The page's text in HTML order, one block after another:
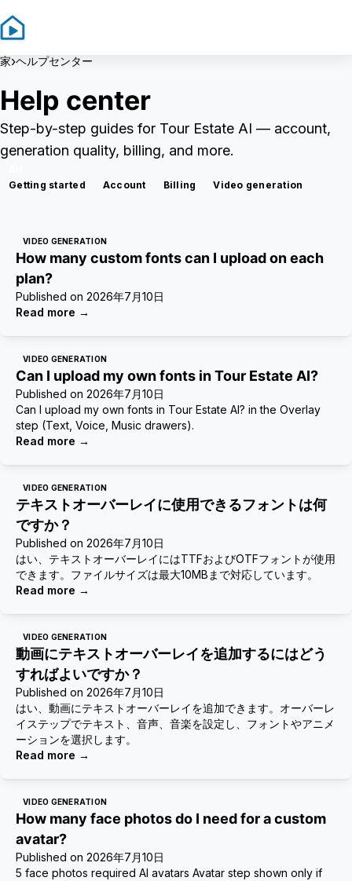
家›ヘルプセンター
Help center
Step-by-step guides for Tour Estate AI — account,
generation quality, billing, and more.
Getting started
Account Billing Video generation
VIDEO GENERATION
How many custom fonts can I upload on each
plan?
Published on 2026年7月10日
Read more →
VIDEO GENERATION
Can I upload my own fonts in Tour Estate AI?
Published on 2026年7月10日
Can I upload my own fonts in Tour Estate AI? in the Overlay
step (Text, Voice, Music drawers).
Read more →
VIDEO GENERATION
テキストオーバーレイに使用できるフォントは何
ですか？
Published on 2026年7月10日
はい、テキストオーバーレイにはTTFおよびOTFフォントが使用
できます。ファイルサイズは最大10MBまで対応しています。
Read more →
VIDEO GENERATION
動画にテキストオーバーレイを追加するにはどう
すればよいですか？
Published on 2026年7月10日
はい、動画にテキストオーバーレイを追加できます。オーバーレ
イステップでテキスト、音声、音楽を設定し、フォントやアニメ
ーションを選択します。
Read more →
VIDEO GENERATION
How many face photos do I need for a custom
avatar?
Published on 2026年7月10日
5 face photos required AI avatars Avatar step shown only if